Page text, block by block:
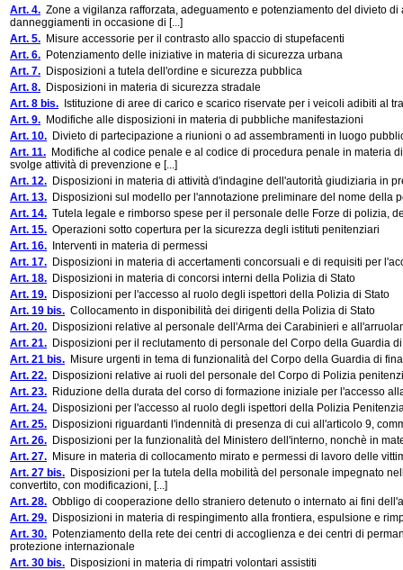
Art. 4. Zone a vigilanza rafforzata, adeguamento e potenziamento del divieto
danneggiamenti in occasione di [...]
Art. 5. Misure accessorie per il contrasto allo spaccio di stupefacenti
Art. 6. Potenziamento delle iniziative in materia di sicurezza urbana
Art. 7. Disposizioni a tutela dell'ordine e sicurezza pubblica
Art. 8. Disposizioni in materia di sicurezza stradale
Art. 8 bis. Istituzione di aree di carico e scarico riservate per i veicoli adibiti al
Art. 9. Modifiche alle disposizioni in materia di pubbliche manifestazioni
Art. 10. Divieto di partecipazione a riunioni o ad assembramenti in luogo
Art. 11. Modifiche al codice penale e al codice di procedura penale in materia
svolge attività di prevenzione e [...]
Art. 12. Disposizioni in materia di attività d'indagine dell'autorità giudiziaria in
Art. 13. Disposizioni sul modello per l'annotazione preliminare del nome della
Art. 14. Tutela legale e rimborso spese per il personale delle Forze di polizia,
Art. 15. Operazioni sotto copertura per la sicurezza degli istituti penitenziari
Art. 16. Interventi in materia di permessi
Art. 17. Disposizioni in materia di accertamenti concorsuali e di requisiti per
Art. 18. Disposizioni in materia di concorsi interni della Polizia di Stato
Art. 19. Disposizioni per l'accesso al ruolo degli ispettori della Polizia di Stato
Art. 19 bis. Collocamento in disponibilità dei dirigenti della Polizia di Stato
Art. 20. Disposizioni relative al personale dell'Arma dei Carabinieri e
Art. 21. Disposizioni per il reclutamento di personale del Corpo della Guardia
Art. 21 bis. Misure urgenti in tema di funzionalità del Corpo della Guardia di
Art. 22. Disposizioni relative ai ruoli del personale del Corpo di Polizia
Art. 23. Riduzione della durata del corso di formazione iniziale per l'accesso
Art. 24. Disposizioni per l'accesso al ruolo degli ispettori della Polizia
Art. 25. Disposizioni riguardanti l'indennità di presenza di cui all'articolo 9,
Art. 26. Disposizioni per la funzionalità del Ministero dell'interno, nonchè in
Art. 27. Misure in materia di collocamento mirato e permessi di lavoro delle
Art. 27 bis. Disposizioni per la tutela della mobilità del personale impegnato
convertito, con modificazioni, [...]
Art. 28. Obbligo di cooperazione dello straniero detenuto o internato ai fini
Art. 29. Disposizioni in materia di respingimento alla frontiera, espulsione e
Art. 30. Potenziamento della rete dei centri di accoglienza e dei centri di
protezione internazionale
Art. 30 bis. Disposizioni in materia di rimpatri volontari assistiti